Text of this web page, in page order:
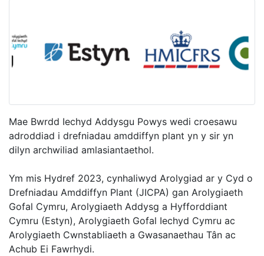
Mae Bwrdd Iechyd Addysgu Powys wedi croesawu
adroddiad i drefniadau amddiffyn plant yn y sir yn
dilyn archwiliad amlasiantaethol.
Ym mis Hydref 2023, cynhaliwyd Arolygiad ar y Cyd o
Drefniadau Amddiffyn Plant (JICPA) gan Arolygiaeth
Gofal Cymru, Arolygiaeth Addysg a Hyfforddiant
Cymru (Estyn), Arolygiaeth Gofal Iechyd Cymru ac
Arolygiaeth Cwnstabliaeth a Gwasanaethau Tân ac
Achub Ei Fawrhydi.